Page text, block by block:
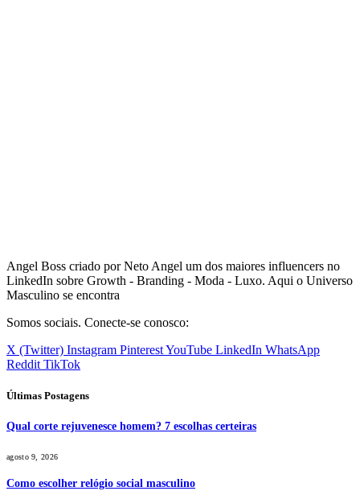
Angel Boss criado por Neto Angel um dos maiores influencers no
LinkedIn sobre Growth - Branding - Moda - Luxo. Aqui o Universo
Masculino se encontra
Somos sociais. Conecte-se conosco:
X (Twitter) Instagram PinterestYouTube LinkedIn WhatsApp
Reddit TikTok
Últimas Postagens
Qual corte rejuvenesce homem? 7 escolhas certeiras
agosto 9, 2026
Como escolher relógio social masculino